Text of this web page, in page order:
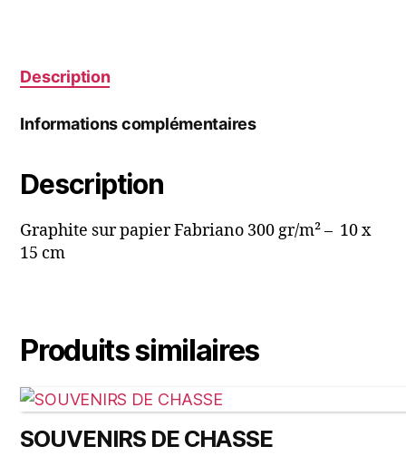
Description
Informations complémentaires
Description
Graphite sur papier Fabriano 300 gr/m² – 10 x
15 cm
Produits similaires
SOUVENIRS DE CHASSE